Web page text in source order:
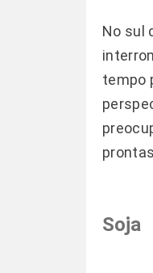
No sul
tempo
Soja